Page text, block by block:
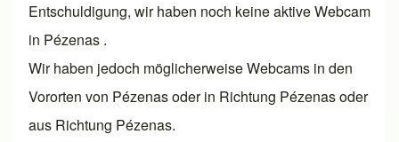
Entschuldigung, wir haben noch keine aktive Webcam
in Pézenas .
Wir haben jedoch möglicherweise Webcams in den
Vororten von Pézenas oder in Richtung Pézenas oder
aus Richtung Pézenas.